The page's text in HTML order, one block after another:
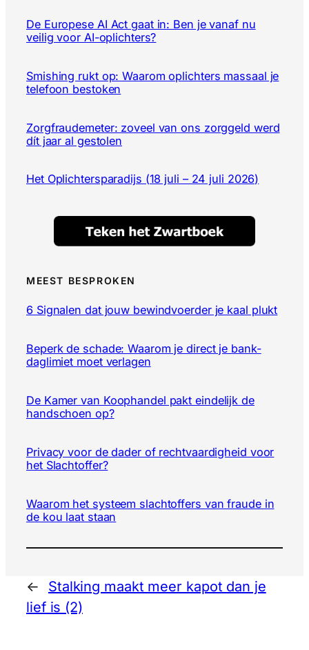
De Europese AI Act gaat in: Ben je vanaf nu
veilig voor AI-oplichters?
Smishing rukt op: Waarom oplichters massaal je
telefoon bestoken
Zorgfraudemeter: zoveel van ons zorggeld werd
dít jaar al gestolen
Het Oplichtersparadijs (18 juli – 24 juli 2026)
MEEST BESPROKEN
6 Signalen dat jouw bewindvoerder je kaal plukt
Beperk de schade: Waarom je direct je bank-
daglimiet moet verlagen
De Kamer van Koophandel pakt eindelijk de
handschoen op?
Privacy voor de dader of rechtvaardigheid voor
het Slachtoffer?
Waarom het systeem slachtoffers van fraude in
de kou laat staan
←
Stalking maakt meer kapot dan je
lief is (2)